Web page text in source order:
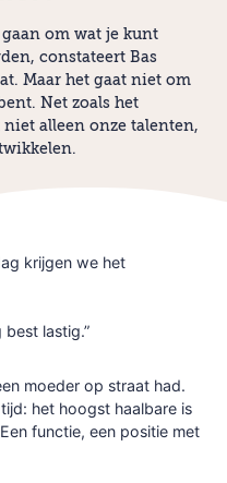
om wat je kunt
constateert Bas
Maar het gaat niet om
Net zoals het
alleen onze talenten,
krijgen we het
lastig.”
moeder op straat had.
het hoogst haalbare is
functie, een positie met